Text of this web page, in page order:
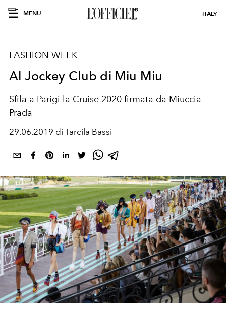
MENU ITALY
FASHION WEEK
Al Jockey Club di Miu Miu
Sfila a Parigi la Cruise 2020 firmata da Miuccia
Prada
29.06.2019 di Tarcila Bassi